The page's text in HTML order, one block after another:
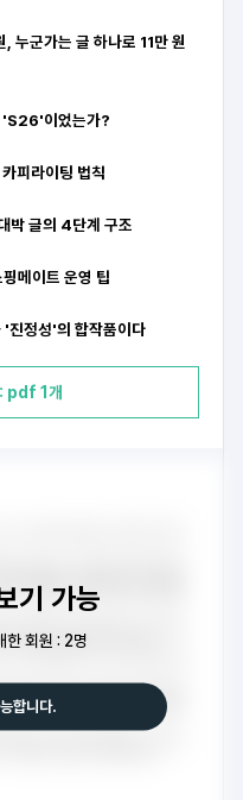
누군가는 글 하나로 11만 원
'S26'이었는가?
피라이팅 법칙
박 글의 4단계 구조
메이트 운영 팁
'진정성'의 합작품이다
: pdf 1개
기 가능
한 회원 : 2명
합니다.